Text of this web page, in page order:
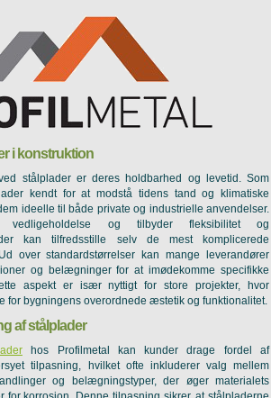
i konstruktion
stålplader er deres holdbarhed og levetid. Som
kendt for at modstå tidens tand og klimatiske
ideelle til både private og industrielle anvendelser.
og tilbyder fleksibilitet og
der kan tilfredsstille selv de mest komplicerede
over standardstørrelser kan mange leverandører
og belægninger for at imødekomme specifikke
aspekt er især nyttigt for store projekter, hvor
for bygningens overordnede æstetik og funktionalitet.
af stålplader
hos Profilmetal kan kunder drage fordel af
tilpasning, hvilket ofte inkluderer valg mellem
og belægningstyper, der øger materialets